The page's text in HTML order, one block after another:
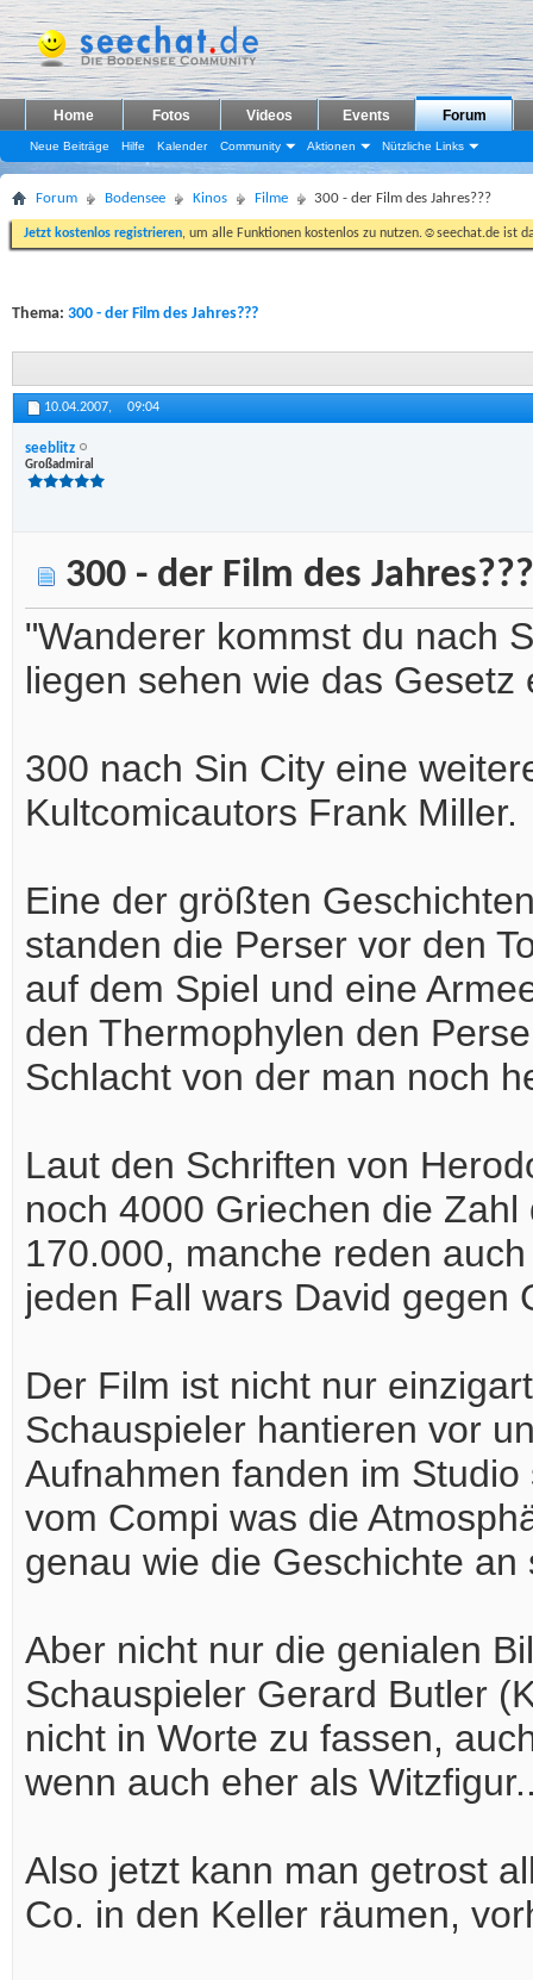
Home Fotos Videos Events Forum
Neue Beiträge Hilfe Kalender Community Aktionen Nützliche Links
Forum Bodensee Kinos Filme 300 - der Film des Jahres???
Jetzt kostenlos registrieren, um alle Funktionen kostenlos zu nutzen.☺seechat.de ist
Thema: 300 - der Film des Jahres???
10.04.2007, 09:04
seeblitz
Großadmiral
300 - der Film des Jahres???
"Wanderer kommst du nach
liegen sehen wie das Gesetz
300 nach Sin City eine
Kultcomicautors Frank Miller.
Eine der größten
standen die Perser vor den
auf dem Spiel und eine
den Thermophylen den
Schlacht von der man noch
Laut den Schriften von
noch 4000 Griechen die
170.000, manche reden
jeden Fall wars David gegen
Der Film ist nicht nur
Schauspieler hantieren vor
Aufnahmen fanden im
vom Compi was die
genau wie die Geschichte an
Aber nicht nur die genialen
Schauspieler Gerard Butler
nicht in Worte zu fassen,
wenn auch eher als
Also jetzt kann man getrost
Co. in den Keller räumen,